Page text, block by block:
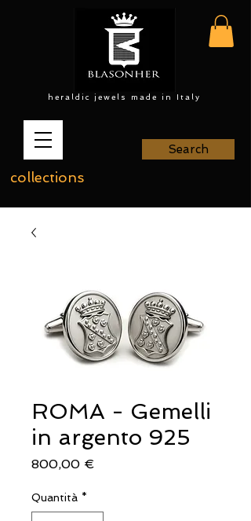
heraldic jewels made in Italy
collections
Search
ROMA - Gemelli
in argento 925
800,00 €
Quantità *